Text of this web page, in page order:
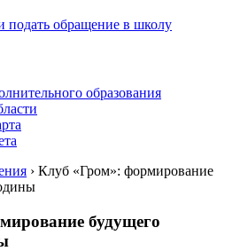
подать обращение в школу
› Клуб «Гром»: формирование
будущего